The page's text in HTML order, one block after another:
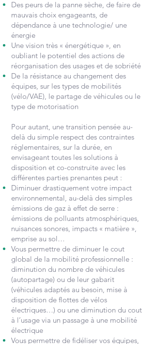
Des peurs de la panne sèche, de faire de
mauvais choix engageants, de
dépendance à une technologie/ une
énergie
Une vision très « énergétique », en
oubliant le potentiel des actions de
réorganisation des usages et de sobriété
De la résistance au changement des
équipes, sur les types de mobilités
(vélo/VAE), le partage de véhicules ou le
type de motorisation
Pour autant, une transition pensée au-
delà du simple respect des contraintes
réglementaires, sur la durée, en
envisageant toutes les solutions à
disposition et co-construite avec les
différentes parties prenantes peut :
Diminuer drastiquement votre impact
environnemental, au-delà des simples
émissions de gaz à effet de serre :
émissions de polluants atmosphériques,
nuisances sonores, impacts « matière »,
emprise au sol…
Vous permettre de diminuer le cout
global de la mobilité professionnelle :
diminution du nombre de véhicules
(autopartage) ou de leur gabarit
(véhicules adaptés au besoin, mise à
disposition de flottes de vélos
électriques…) ou une diminution du cout
à l’usage via un passage à une mobilité
électrique
Vous permettre de fidéliser vos équipes,